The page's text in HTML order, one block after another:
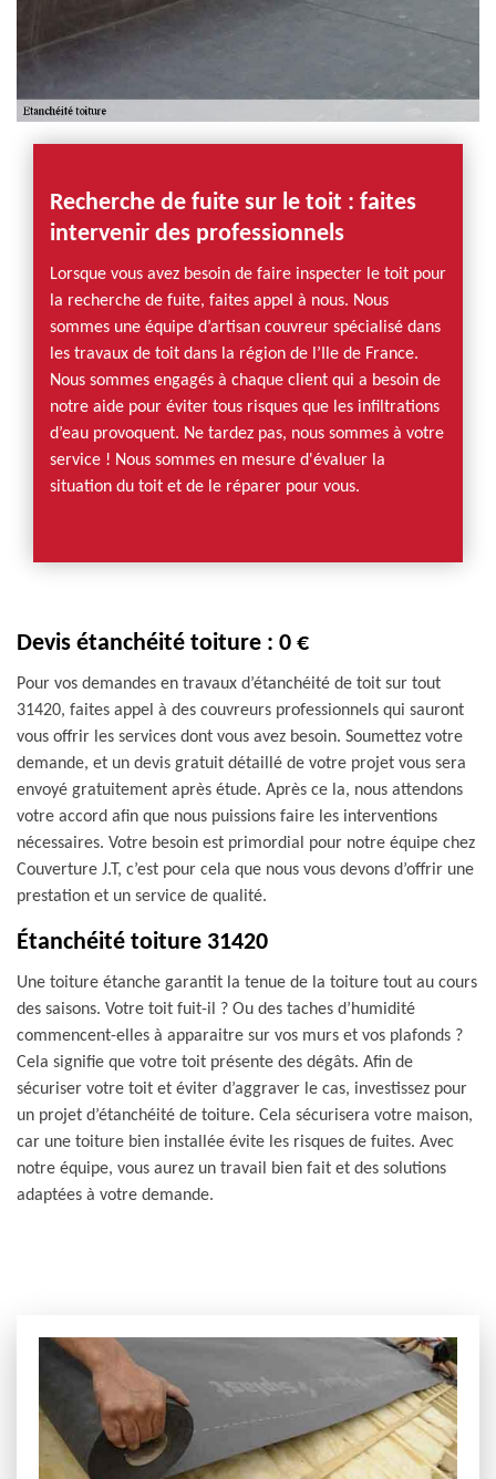
Recherche de fuite sur le toit : faites
intervenir des professionnels
Lorsque vous avez besoin de faire inspecter le toit pour
la recherche de fuite, faites appel à nous. Nous
sommes une équipe d’artisan couvreur spécialisé dans
les travaux de toit dans la région de l’Ile de France.
Nous sommes engagés à chaque client qui a besoin de
notre aide pour éviter tous risques que les infiltrations
d’eau provoquent. Ne tardez pas, nous sommes à votre
service ! Nous sommes en mesure d'évaluer la
situation du toit et de le réparer pour vous.
Devis étanchéité toiture : 0 €
Pour vos demandes en travaux d’étanchéité de toit sur tout
31420, faites appel à des couvreurs professionnels qui sauront
vous offrir les services dont vous avez besoin. Soumettez votre
demande, et un devis gratuit détaillé de votre projet vous sera
envoyé gratuitement après étude. Après ce la, nous attendons
votre accord afin que nous puissions faire les interventions
nécessaires. Votre besoin est primordial pour notre équipe chez
Couverture J.T, c’est pour cela que nous vous devons d’offrir une
prestation et un service de qualité.
Étanchéité toiture 31420
Une toiture étanche garantit la tenue de la toiture tout au cours
des saisons. Votre toit fuit-il ? Ou des taches d’humidité
commencent-elles à apparaitre sur vos murs et vos plafonds ?
Cela signifie que votre toit présente des dégâts. Afin de
sécuriser votre toit et éviter d’aggraver le cas, investissez pour
un projet d’étanchéité de toiture. Cela sécurisera votre maison,
car une toiture bien installée évite les risques de fuites. Avec
notre équipe, vous aurez un travail bien fait et des solutions
adaptées à votre demande.